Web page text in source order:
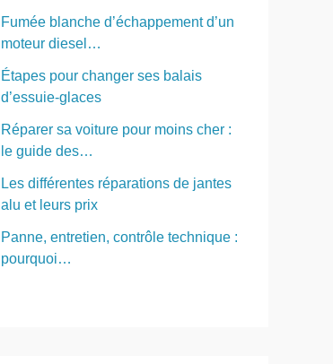
Fumée blanche d’échappement d’un
moteur diesel…
Étapes pour changer ses balais
d’essuie-glaces
Réparer sa voiture pour moins cher :
le guide des…
Les différentes réparations de jantes
alu et leurs prix
Panne, entretien, contrôle technique :
pourquoi…